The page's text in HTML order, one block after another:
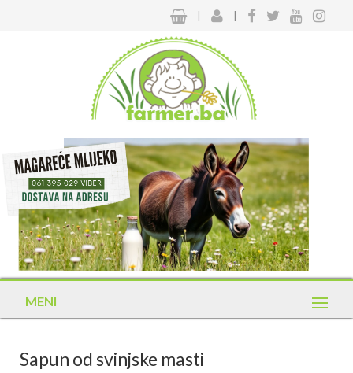
| |
MENI
Sapun od svinjske masti